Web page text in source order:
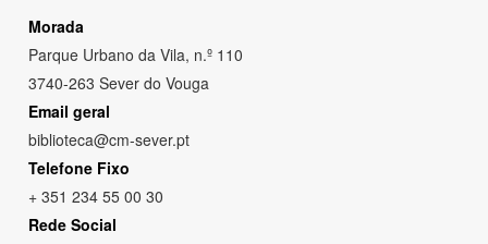
Morada
Parque Urbano da Vila, n.º 110
3740-263 Sever do Vouga
Email geral
biblioteca@cm-sever.pt
Telefone Fixo
+ 351 234 55 00 30
Rede Social